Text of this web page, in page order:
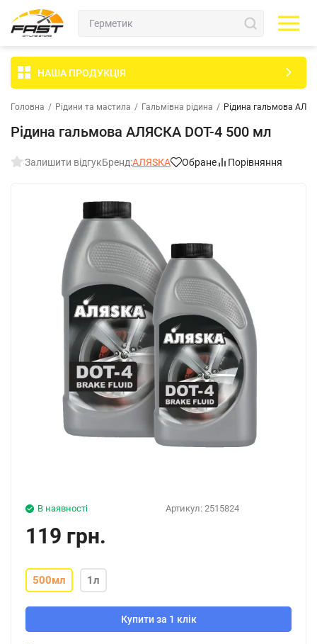
НАША ПРОДУКЦІЯ
Головна / Рідини та мастила / Гальмівна рідина / Рідина гальмова
Рідина гальмова АЛЯСКА DOT-4 500 мл
Залишити відгукБренд:АЛЯSКА Обране Порівняння
Артикул: 2515824
В наявності
119 грн.
500мл 1л
Купити за 1 клік